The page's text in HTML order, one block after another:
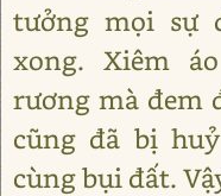
tưởng mọi sự
xong. Xiêm
rương mà đem
cũng đã bị
cùng bụi đất.